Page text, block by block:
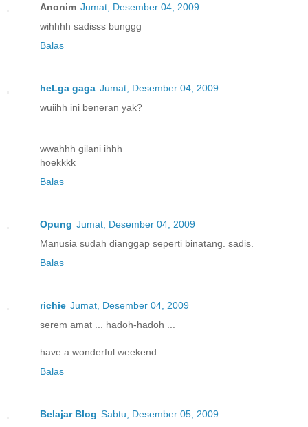
Anonim Jumat, Desember 04, 2009
wihhhh sadisss bunggg
Balas
heLga gaga Jumat, Desember 04, 2009
wuiihh ini beneran yak?
wwahhh gilani ihhh
hoekkkk
Balas
Opung Jumat, Desember 04, 2009
Manusia sudah dianggap seperti binatang. sadis.
Balas
richie Jumat, Desember 04, 2009
serem amat ... hadoh-hadoh ...
have a wonderful weekend
Balas
Belajar Blog Sabtu, Desember 05, 2009